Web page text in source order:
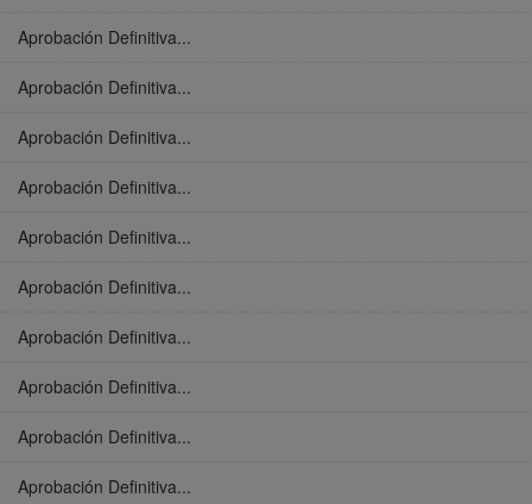
Aprobación Definitiva...
Aprobación Definitiva...
Aprobación Definitiva...
Aprobación Definitiva...
Aprobación Definitiva...
Aprobación Definitiva...
Aprobación Definitiva...
Aprobación Definitiva...
Aprobación Definitiva...
Aprobación Definitiva...